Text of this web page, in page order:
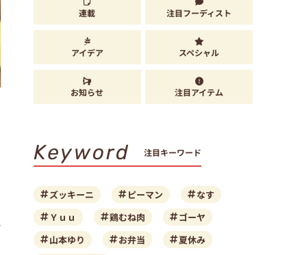
連載 注目フーディスト
アイデア スペシャル
お知らせ 注目アイテム
Keyword 注目キーワード
ズッキーニ ピーマン
なす
Ｙｕｕ
鶏むね肉
ゴーヤ
山本ゆり
お弁当
夏休み